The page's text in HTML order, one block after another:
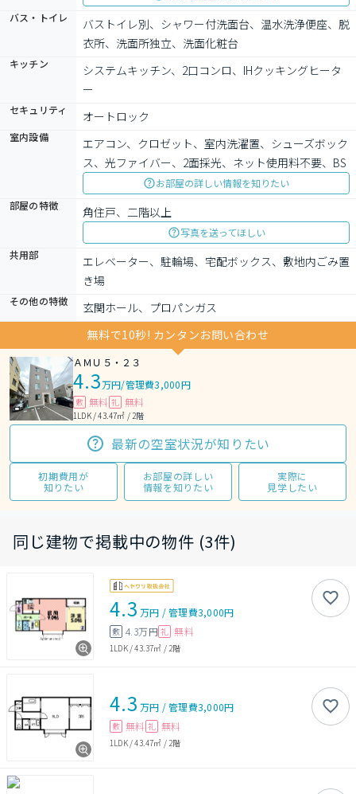
バス・トイレ
バストイレ別、シャワー付洗面台、温水洗浄便座、脱
衣所、洗面所独立、洗面化粧台
キッチン
システムキッチン、2口コンロ、IHクッキングヒータ
ー
セキュリティ オートロック
室内設備
エアコン、クロゼット、室内洗濯置、シューズボック
ス、光ファイバー、2面採光、ネット使用料不要、BS
お部屋の詳しい情報を知りたい
部屋の特徴
角住戸、二階以上
写真を送ってほしい
共用部
エレベーター、駐輪場、宅配ボックス、敷地内ごみ置
き場
その他の特徴
玄関ホール、プロパンガス
無料で10秒! カンタンお問い合わせ
ＡＭＵ５・２３
4.3万円/管理費3,000円
敷 無料 礼 無料
1LDK / 43.47㎡ / 2階
最新の空室状況が知りたい
初期費用が
知りたい
お部屋の詳しい
情報を知りたい
実際に
見学したい
同じ建物で掲載中の物件 (3件)
4.3 万円 /管理費3,000円
敷 4.3万円 礼 無料
1LDK/43.37㎡ /2階
4.3 万円 /管理費3,000円
敷 無料 礼 無料
1LDK/43.47㎡ / 2階